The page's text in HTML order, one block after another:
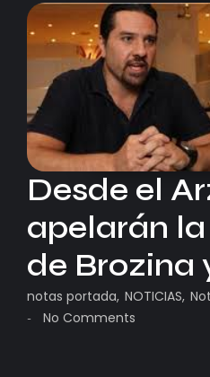
Desde el
apelarán
de Brozina
notas portada, NOTICIAS,
- No Comments